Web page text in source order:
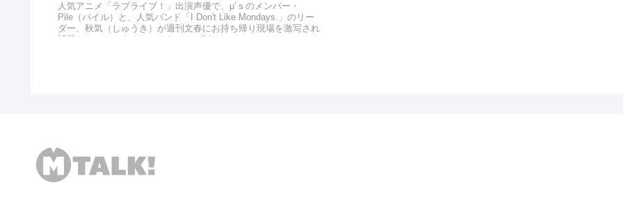
人気アニメ「ラブライブ！」出演声優で、μ’ｓのメンバー・
Pile（パイル）と、人気バンド「I Don't Like Mondays.」のリー
ダー、秋気（しゅうき）が週刊文春にお持ち帰り現場を激写され
話題となっています。こちらでは、"あい...